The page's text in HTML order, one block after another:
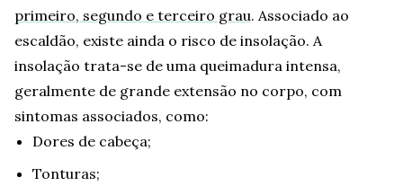
primeiro, segundo e terceiro grau. Associado ao
escaldão, existe ainda o risco de insolação. A
insolação trata-se de uma queimadura intensa,
geralmente de grande extensão no corpo, com
sintomas associados, como:
Dores de cabeça;
Tonturas;